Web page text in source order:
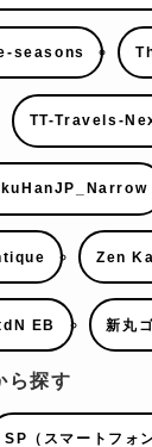
seasons
TT-Travels-
Zen
EB 新丸
ら探す
SP（スマートフォ